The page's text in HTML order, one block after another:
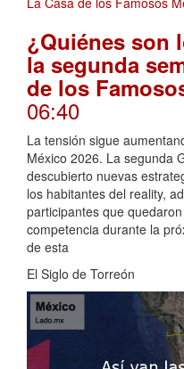
¿Quiénes son
la segunda
de los
06:40
La tensión sigue
México 2026. La segunda
descubierto nuevas
los habitantes del reality,
participantes que
competencia durante la
de esta
El Siglo de Torreón